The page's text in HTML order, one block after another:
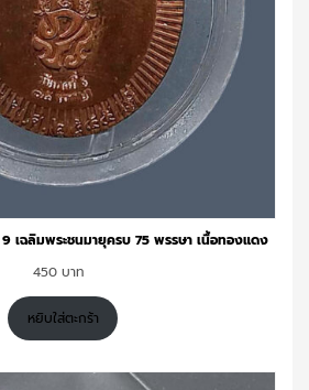
เฉลิมพระชนมายุครบ 75 พรรษา เนื้อทองแดง
450
หยิบใส่ตะกร้า